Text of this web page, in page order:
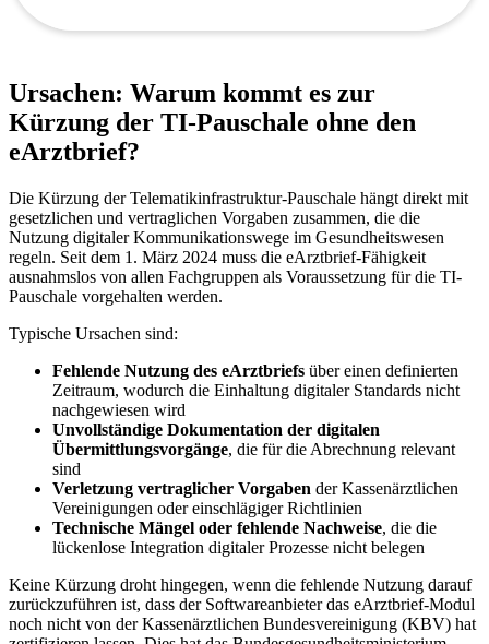
Ursachen: Warum kommt es zur
Kürzung der TI-Pauschale ohne den
eArztbrief?
Die Kürzung der Telematikinfrastruktur-Pauschale hängt direkt mit
gesetzlichen und vertraglichen Vorgaben zusammen, die die
Nutzung digitaler Kommunikationswege im Gesundheitswesen
regeln. Seit dem 1. März 2024 muss die eArztbrief-Fähigkeit
ausnahmslos von allen Fachgruppen als Voraussetzung für die TI-
Pauschale vorgehalten werden.
Typische Ursachen sind:
Fehlende Nutzung des eArztbriefs über einen definierten
Zeitraum, wodurch die Einhaltung digitaler Standards nicht
nachgewiesen wird
Unvollständige Dokumentation der digitalen
Übermittlungsvorgänge, die für die Abrechnung relevant
sind
Verletzung vertraglicher Vorgaben der Kassenärztlichen
Vereinigungen oder einschlägiger Richtlinien
Technische Mängel oder fehlende Nachweise, die die
lückenlose Integration digitaler Prozesse nicht belegen
Keine Kürzung droht hingegen, wenn die fehlende Nutzung darauf
zurückzuführen ist, dass der Softwareanbieter das eArztbrief-Modul
noch nicht von der Kassenärztlichen Bundesvereinigung (KBV) hat